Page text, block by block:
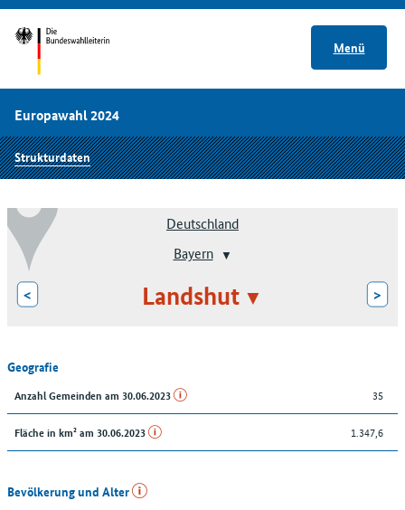
Menü
Europawahl 2024
Strukturdaten
Deutschland
Bayern
< Landshut >
Geografie
Anzahl Gemeinden am 30.06.2023 35
Fläche in km² am 30.06.2023 1.347,6
Bevölkerung und Alter